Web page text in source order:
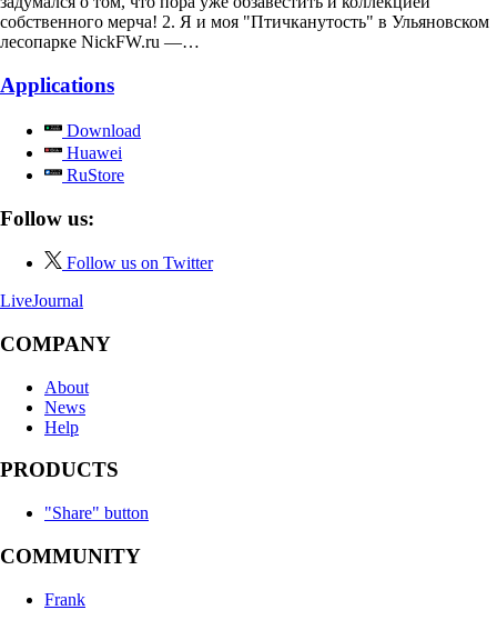
собственного мерча! 2. Я и моя "Птичканутость" в Ульяновском
лесопарке NickFW.ru —…
Applications
Download
Huawei
RuStore
Follow us:
Follow us on Twitter
LiveJournal
COMPANY
About
News
Help
PRODUCTS
"Share" button
COMMUNITY
Frank